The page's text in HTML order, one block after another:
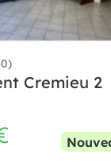
Cremieu 2